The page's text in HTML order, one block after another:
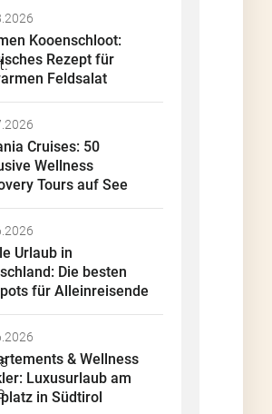
Kooenschloot:
Rezept für
Feldsalat
Cruises: 50
Wellness
Tours auf See
Urlaub in
Die besten
für Alleinreisende
& Wellness
Luxusurlaub am
in Südtirol